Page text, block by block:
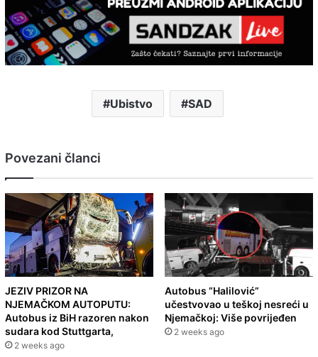
Ubistvo SAD
Povezani članci
JEZIV PRIZOR NA
NJEMAČKOM AUTOPUTU:
Autobus iz BiH razoren nakon
sudara kod Stuttgarta,
2 weeks ago
Autobus “Halilović”
učestvovao u teškoj nesreći u
Njemačkoj: Više povrijeđen
2 weeks ago